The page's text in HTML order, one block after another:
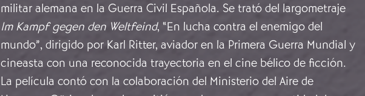
militar alemana en la Guerra Civil Española. Se trató del largometraje
Im Kampf gegen den Weltfeind, “En lucha contra el enemigo del
mundo”, dirigido por Karl Ritter, aviador en la Primera Guerra Mundial y
cineasta con una reconocida trayectoria en el cine bélico de ficción.
La película contó con la colaboración del Ministerio del Aire de